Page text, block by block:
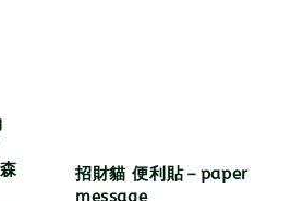
招財貓 便利貼－paper
message